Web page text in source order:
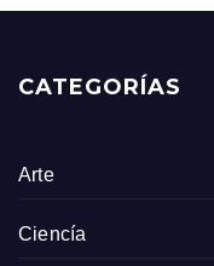
CATEGORÍAS
Arte
Ciencía